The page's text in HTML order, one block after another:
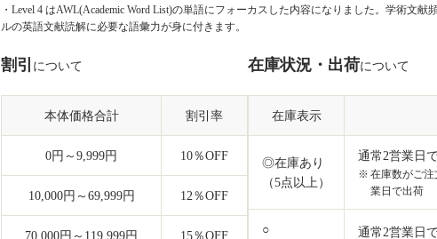
・Level 4 はAWL(Academic Word List)の単語にフォーカスした内容になりました。学術文
ルの英語文献読解に必要な語彙力が身に付きます。
割引 について
本体価格合計 割引率
0円～9,999円 10％OFF
10,000円～69,999円 12％OFF
70,000円～119,999円 15％OFF
在庫状況・出荷について
在庫表示
◎在庫あり
（5点以上）
通常2営業日
在庫数がご
業日で出荷
○
通常2営業日